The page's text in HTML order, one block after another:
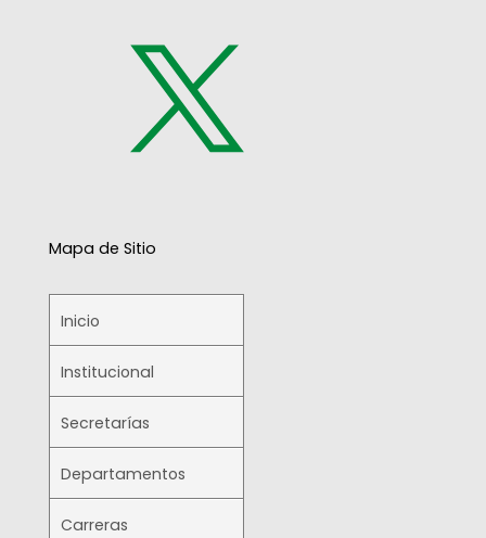
Mapa de Sitio
Inicio
Institucional
Secretarías
Departamentos
Carreras